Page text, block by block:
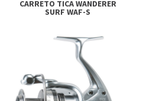
CARRETO TICA WANDERER
SURF WAF-S